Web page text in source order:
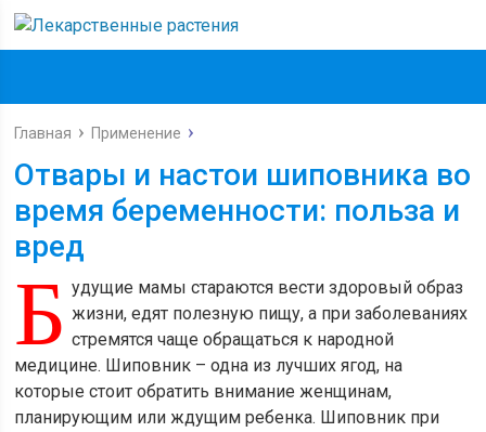
Главная Применение
Отвары и настои шиповника во
время беременности: польза и
вред
Б удущие мамы стараются вести здоровый образ
жизни, едят полезную пищу, а при заболеваниях
стремятся чаще обращаться к народной
медицине. Шиповник – одна из лучших ягод, на
которые стоит обратить внимание женщинам,
планирующим или ждущим ребенка. Шиповник при